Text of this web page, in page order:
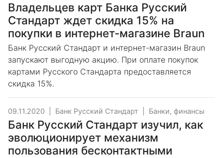
Владельцев карт Банка Русский
Стандарт ждет скидка 15% на
покупки в интернет-магазине Braun
Банк Русский Стандарт и интернет-магазин Braun
запускают выгодную акцию. При оплате покупок
картами Русского Стандарта предоставляется
скидка 15%.
09.11.2020 Банк Русский Стандарт Банки, финансы
Банк Русский Стандарт изучил, как
эволюционирует механизм
пользования бесконтактными